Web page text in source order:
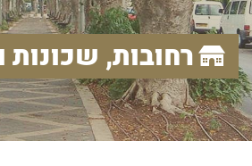
רחובות, שכונות